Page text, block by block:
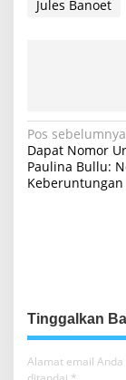
Jules Banoet
N
a
v
i
p
o
Pos sebelumnya
Dapat Nomor
Paulina Bullu:
Keberuntungan
Tinggalkan
Alamat email